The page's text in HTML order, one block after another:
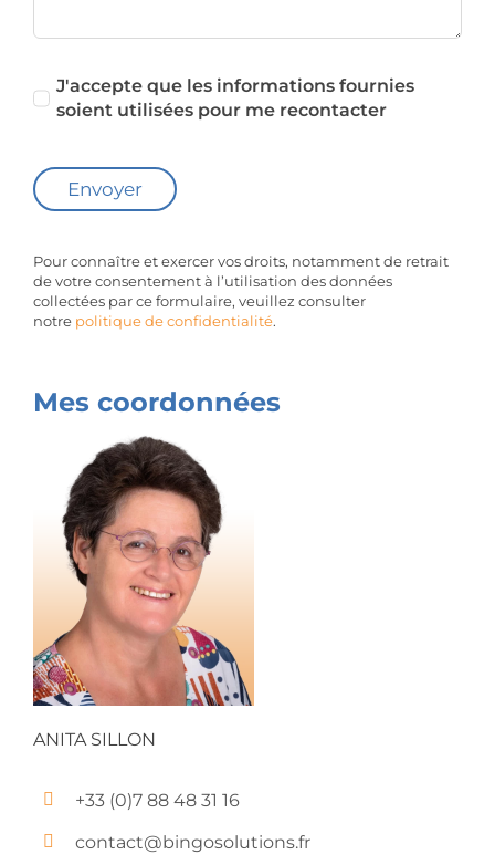
J'accepte que les informations fournies
soient utilisées pour me recontacter
Envoyer
Pour connaître et exercer vos droits, notamment de retrait
de votre consentement à l’utilisation des données
collectées par ce formulaire, veuillez consulter
notre politique de confidentialité.
Mes coordonnées
ANITA SILLON
+33 (0)7 88 48 31 16
contact@bingosolutions.fr